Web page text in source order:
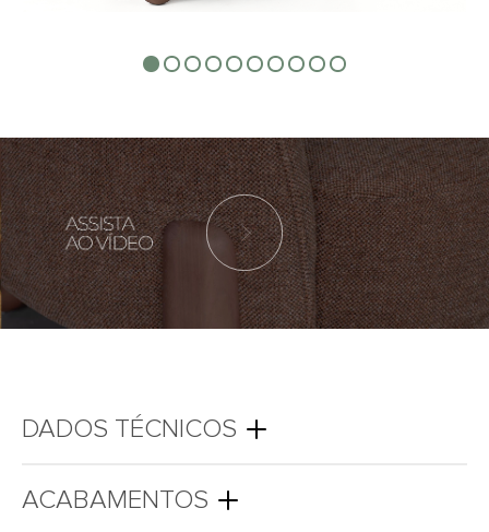
DADOS TÉCNICOS
ACABAMENTOS